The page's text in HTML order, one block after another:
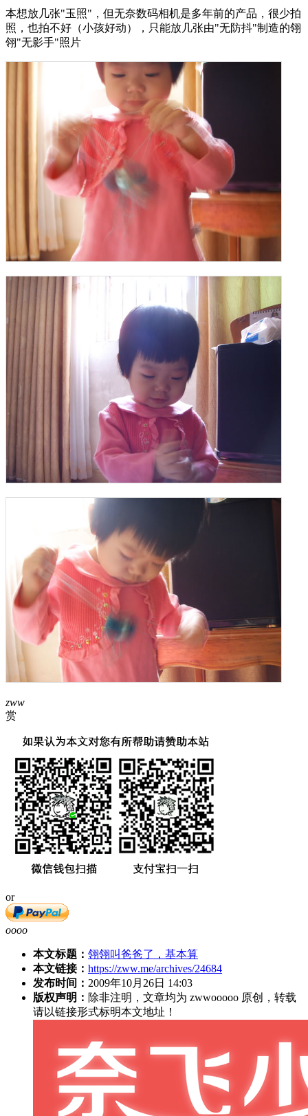
本想放几张"玉照"，但无奈数码相机是多年前的产品，很少拍
照，也拍不好（小孩好动），只能放几张由"无防抖"制造的翎
翎"无影手"照片
zww
赏
or
oooo
本文标题： 翎翎叫爸爸了，基本算
本文链接： https://zww.me/archives/24684
发布时间： 2009年10月26日 14:03
版权声明： 除非注明，文章均为 zwwooooo 原创，转载
请以链接形式标明本文地址！